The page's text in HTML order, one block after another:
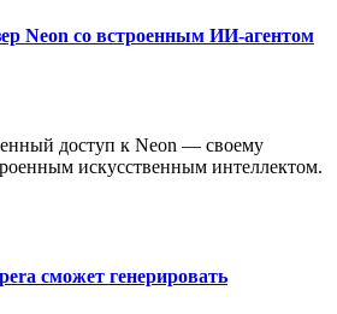
Neon со встроенным ИИ-агентом
искусственным интеллектом.
сможет генерировать